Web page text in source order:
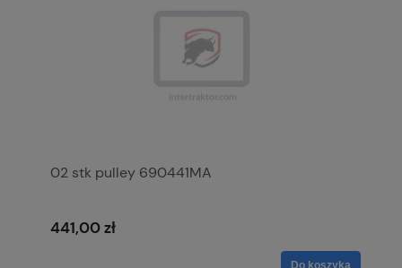
02 stk pulley 690441MA
441,00 zł